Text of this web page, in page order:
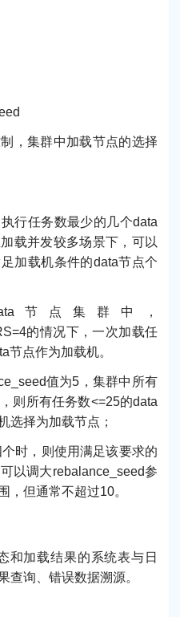
，集群中加载节点的选择
行任务数最少的几个data
载并发较多场景下，可以
加载机条件的data节点个
节点集群中，
的情况下，一次加载任
节点作为加载机。
值为5，集群中所有
则所有任务数<=25的data
选择为加载节点；
时，则使用满足该要求的
以调大rebalance_seed参
，但通常不超过10。
和加载结果的系统表与日
查询、错误数据溯源。